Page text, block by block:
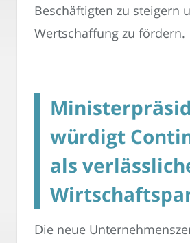
Beschäftigten zu steigern
Wertschaffung zu fördern.
würdigt
als
Die neue